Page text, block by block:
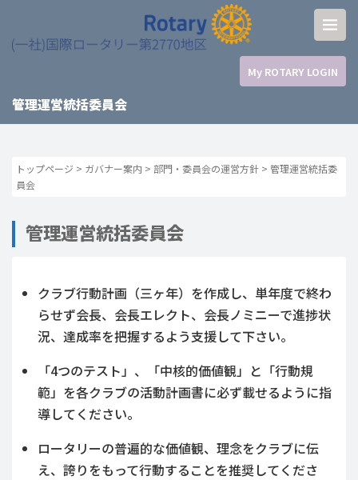
My ROTARY LOGIN
管理運営統括委員会
トップページ > ガバナー案内 > 部門・委員会の運営方針 > 管理運営統括委
員会
管理運営統括委員会
クラブ行動計画（三ヶ年）を作成し、単年度で終わ
らせず会長、会長エレクト、会長ノミニーで進捗状
況、達成率を把握するよう支援して下さい。
「4つのテスト」、「中核的価値観」と「行動規
範」を各クラブの活動計画書に必ず載せるように指
導してください。
ロータリーの普遍的な価値観、理念をクラブに伝
え、誇りをもって行動することを推奨してくださ